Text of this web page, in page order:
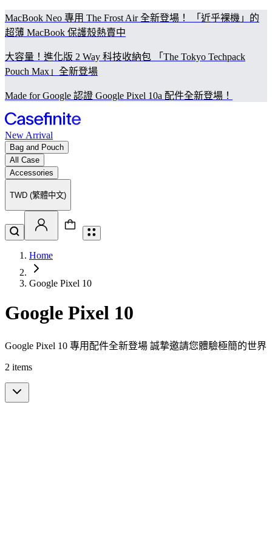
MacBook Neo 專用 The Frost Air 全新登場！ 「近乎裸機」的
超薄 MacBook 保護殼熱賣中
大容量！進化版 2 Way 科技收納包 「The Tokyo Techpack
Pouch Max」全新登場
Made for Google 認證 Google Pixel 10a 配件全新登場！
New Arrival
Bag and Pouch
All Case
Accessories
TWD (繁體中文)
Home
Google Pixel 10
Google Pixel 10
Google Pixel 10 專用配件全新登場 誠摯邀請您體驗極簡的世界
2 items